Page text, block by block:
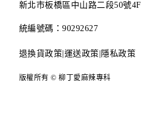
新北市板橋區中山路二段50號4F
統編號碼：90292627
退換貨政策 運送政策 隱私政策
版權所有 © 柳丁愛麻辣專科